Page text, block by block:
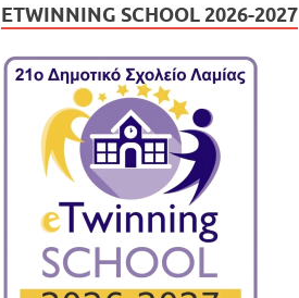
ETWINNING SCHOOL 2026-2027